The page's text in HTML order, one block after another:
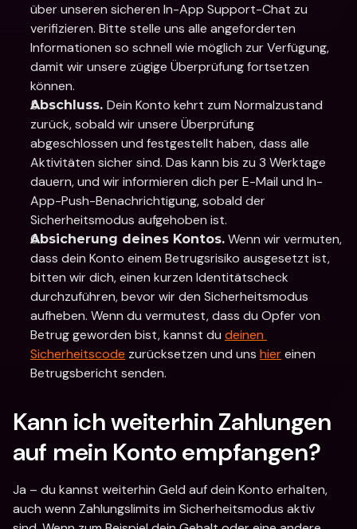
über unseren sicheren In-App Support-Chat zu
verifizieren. Bitte stelle uns alle angeforderten
Informationen so schnell wie möglich zur Verfügung,
damit wir unsere zügige Überprüfung fortsetzen
können.
Abschluss. Dein Konto kehrt zum Normalzustand
zurück, sobald wir unsere Überprüfung
abgeschlossen und festgestellt haben, dass alle
Aktivitäten sicher sind. Das kann bis zu 3 Werktage
dauern, und wir informieren dich per E-Mail und In-
App-Push-Benachrichtigung, sobald der
Sicherheitsmodus aufgehoben ist.
Absicherung deines Kontos. Wenn wir vermuten,
dass dein Konto einem Betrugsrisiko ausgesetzt ist,
bitten wir dich, einen kurzen Identitätscheck
durchzuführen, bevor wir den Sicherheitsmodus
aufheben. Wenn du vermutest, dass du Opfer von
Betrug geworden bist, kannst du deinen
Sicherheitscode zurücksetzen und uns hier einen
Betrugsbericht senden.
Kann ich weiterhin Zahlungen
auf mein Konto empfangen?
Ja – du kannst weiterhin Geld auf dein Konto erhalten,
auch wenn Zahlungslimits im Sicherheitsmodus aktiv